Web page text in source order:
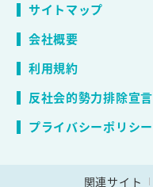
サイトマップ
会社概要
利用規約
反社会的勢力排除宣言
プライバシーポリシー
関連サイト